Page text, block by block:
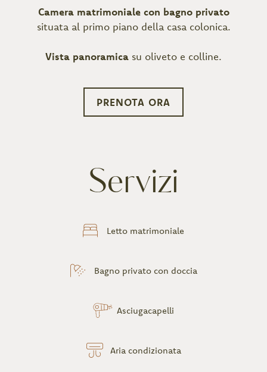
Camera matrimoniale con bagno privato
situata al primo piano della casa colonica.
Vista panoramica su oliveto e colline.
PRENOTA ORA
Servizi
Letto matrimoniale
Bagno privato con doccia
Asciugacapelli
Aria condizionata